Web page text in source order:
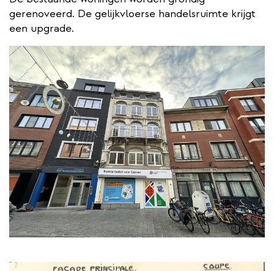
gerenoveerd. De gelijkvloerse handelsruimte krijgt
een upgrade.